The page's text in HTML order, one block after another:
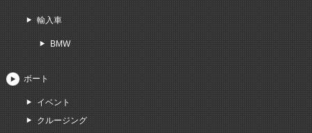
輸入車
BMW
ボート
イベント
クルージング